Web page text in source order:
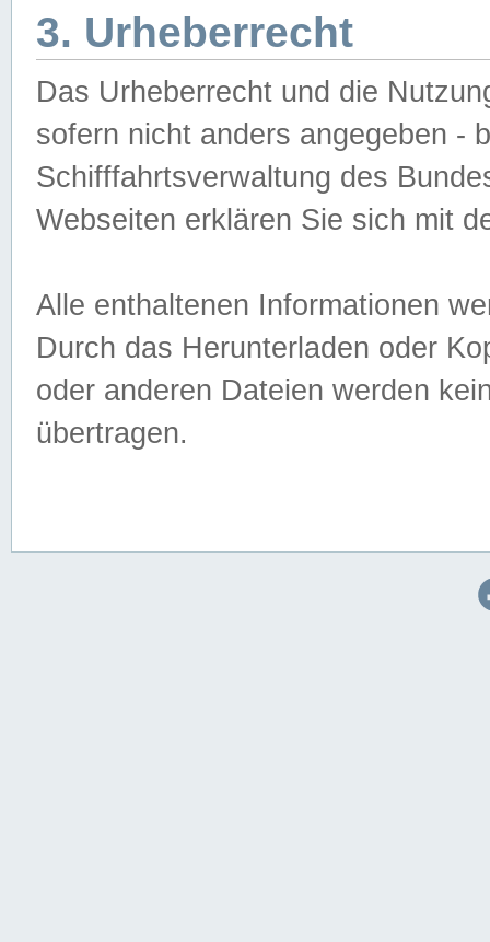
3. Urheberrecht
Das Urheberrecht und die
sofern nicht anders angegeben -
Schifffahrtsverwaltung des
Webseiten erklären Sie sich mit
Alle enthaltenen Informationen
Durch das Herunterladen oder
oder anderen Dateien werden
übertragen.